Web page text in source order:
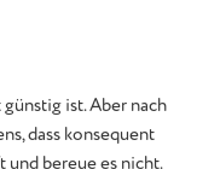
ist. Aber nach
dass konsequent
bereue es nicht.